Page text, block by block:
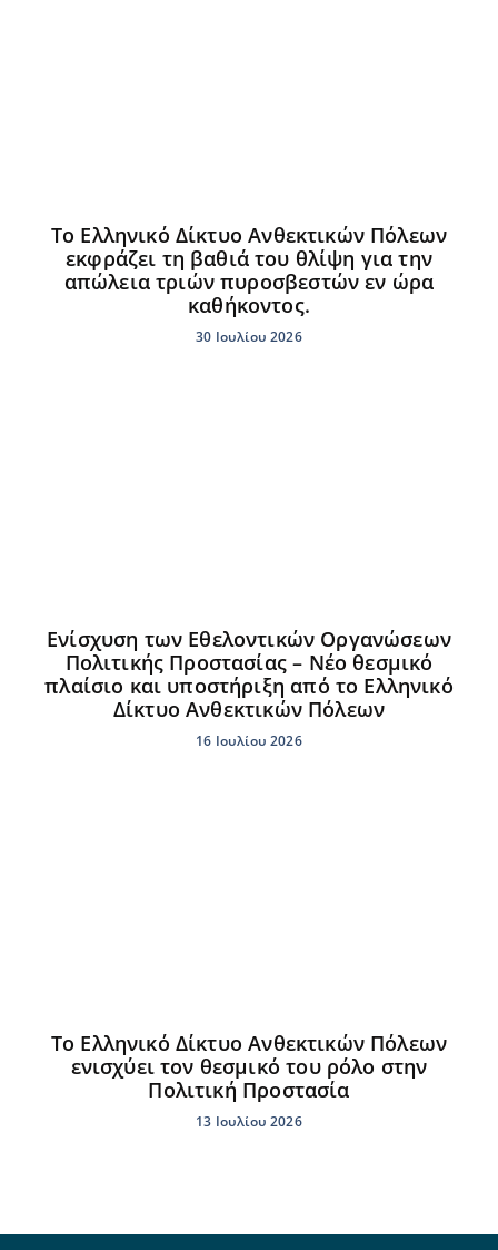
Το Ελληνικό Δίκτυο Ανθεκτικών Πόλεων
εκφράζει τη βαθιά του θλίψη για την
απώλεια τριών πυροσβεστών εν ώρα
καθήκοντος.
30 Ιουλίου 2026
Ενίσχυση των Εθελοντικών Οργανώσεων
Πολιτικής Προστασίας – Νέο θεσμικό
πλαίσιο και υποστήριξη από το Ελληνικό
Δίκτυο Ανθεκτικών Πόλεων
16 Ιουλίου 2026
Το Ελληνικό Δίκτυο Ανθεκτικών Πόλεων
ενισχύει τον θεσμικό του ρόλο στην
Πολιτική Προστασία
13 Ιουλίου 2026